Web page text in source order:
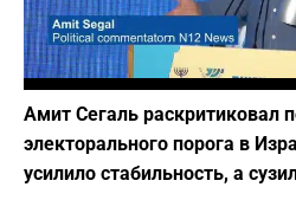
Амит Сегаль раскритиковал
электорального порога в
усилило стабильность, а